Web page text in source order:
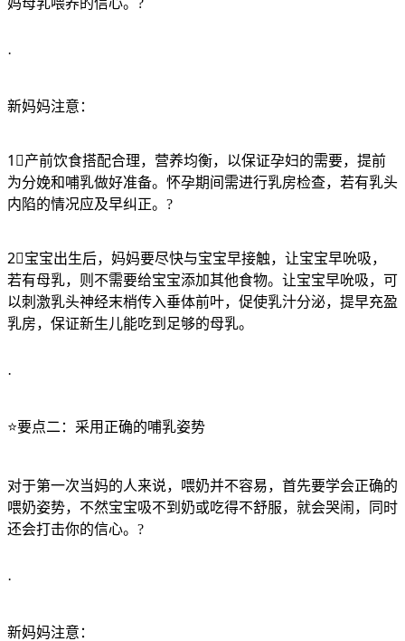
·
新妈妈注意：
1⃣产前饮食搭配合理，营养均衡，以保证孕妇的需要，提前
为分娩和哺乳做好准备。怀孕期间需进行乳房检查，若有乳头
内陷的情况应及早纠正。?
2⃣宝宝出生后，妈妈要尽快与宝宝早接触，让宝宝早吮吸，
若有母乳，则不需要给宝宝添加其他食物。让宝宝早吮吸，可
以刺激乳头神经末梢传入垂体前叶，促使乳汁分泌，提早充盈
乳房，保证新生儿能吃到足够的母乳。
·
⭐️​要点二：采用正确的哺乳姿势
对于第一次当妈的人来说，喂奶并不容易，首先要学会正确的
喂奶姿势，不然宝宝吸不到奶或吃得不舒服，就会哭闹，同时
还会打击你的信心。?
·
新妈妈注意：